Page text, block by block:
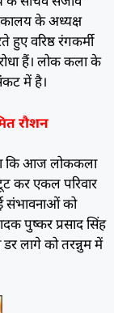
के अध्यक्ष
हुए वरिष्ठ रंगकर्मी
हैं। लोक कला के
में है।
रौशन
कि आज लोककला
कर एकल परिवार
संभावनाओं को
पुष्कर प्रसाद सिंह
लागे को तरन्नुम में